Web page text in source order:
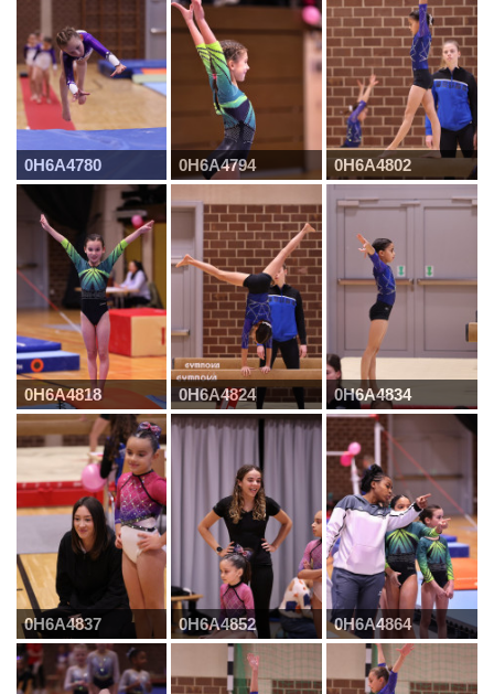
0H6A4780 0H6A4794 0H6A4802
0H6A4818 0H6A4824 0H6A4834
0H6A4837 0H6A4852 0H6A4864